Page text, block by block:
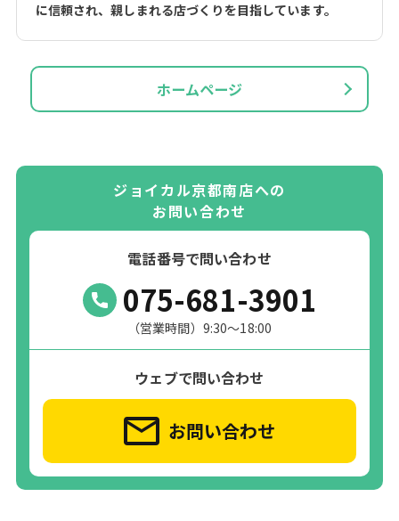
ホームページ
に信頼され、親しまれる店づくりを目指しています。
ジョイカル京都南店への
お問い合わせ
電話番号で問い合わせ
075-681-3901
（営業時間）9:30～18:00
ウェブで問い合わせ
お問い合わせ